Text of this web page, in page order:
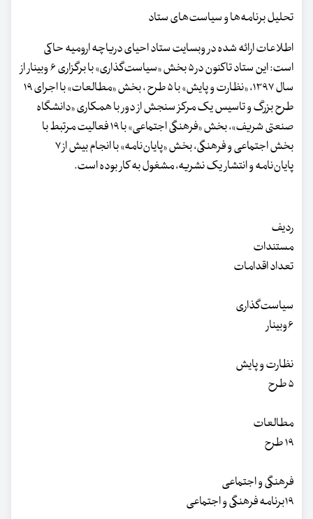
تحلیل برنامه‌ها و سیاست‌های ستاد
اطلاعات ارائه شده در وبسایت ستاد احیای دریاچه ارومیه حاکی
است: این ستاد تاکنون در ۵ بخش «سیاست‌گذاری» با برگزاری ۶ وبینار از
سال ۱۳۹۷، «نظارت و پایش» با ۵ طرح ، بخش «مطالعات» با اجرای ۱۹
طرح بزرگ و تاسیس یک مرکز سنجش از دور با همکاری «دانشگاه
صنعتی شریف»، بخش «فرهنگی اجتماعی» با ۱۹ فعالیت مرتبط با
بخش اجتماعی و فرهنگی، بخش «پایان‌نامه» با انجام بیش از ۷
پایان‌نامه و انتشار یک نشریه، مشغول به کار بوده است.
ردیف
مستندات
تعداد اقدامات
سیاست‌گذاری
۶وبینار
نظارت و پایش
۵ طرح
مطالعات
۱۹ طرح
فرهنگی و اجتماعی
۱۹برنامه فرهنگی و اجتماعی